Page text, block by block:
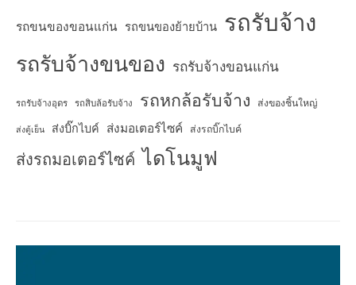
รถขนของขอนแก่น รถขนของย้ายบ้าน รถรับจ้าง
รถรับจ้างขนของ รถรับจ้างขอนแก่น
รถรับจ้างอุดร รถสิบล้อรับจ้าง รถหกล้อรับจ้าง ส่งของชิ้นใหญ่
ส่งตู้เย็น ส่งบิ๊กไบค์ ส่งมอเตอร์ไซค์ ส่งรถบิ๊กไบค์
ส่งรถมอเตอร์ไซค์ ไดโนมูฟ